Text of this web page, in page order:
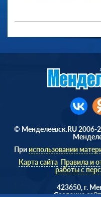
© Менделеевск.RU 2006-
Прииспользовании
Карта сайта Правила и
работы с
423650, г.
Cоздание